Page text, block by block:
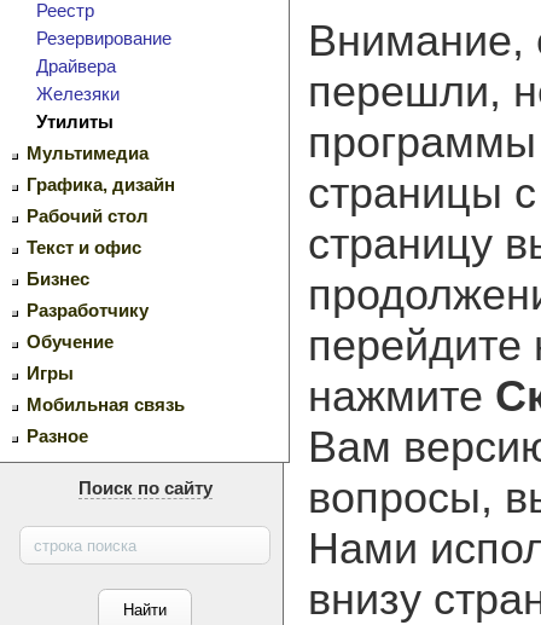
Реестр
Резервирование
Драйвера
Железяки
Утилиты
Мультимедиа
Графика, дизайн
Рабочий стол
Текст и офис
Бизнес
Разработчику
Обучение
Игры
Мобильная связь
Разное
Поиск по сайту
Внимание,
перешли,
страницы
страницу
нажмите
Вам
вопросы,
Нами
внизу